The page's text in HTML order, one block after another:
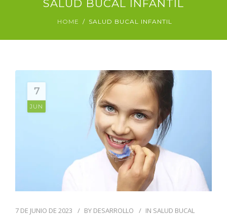
CONTACTO
SALUD BUCAL INFANTIL
HOME SALUD BUCAL INFANTIL
7
JUN
7 DE JUNIO DE 2023 BY DESARROLLO IN SALUD BUCAL